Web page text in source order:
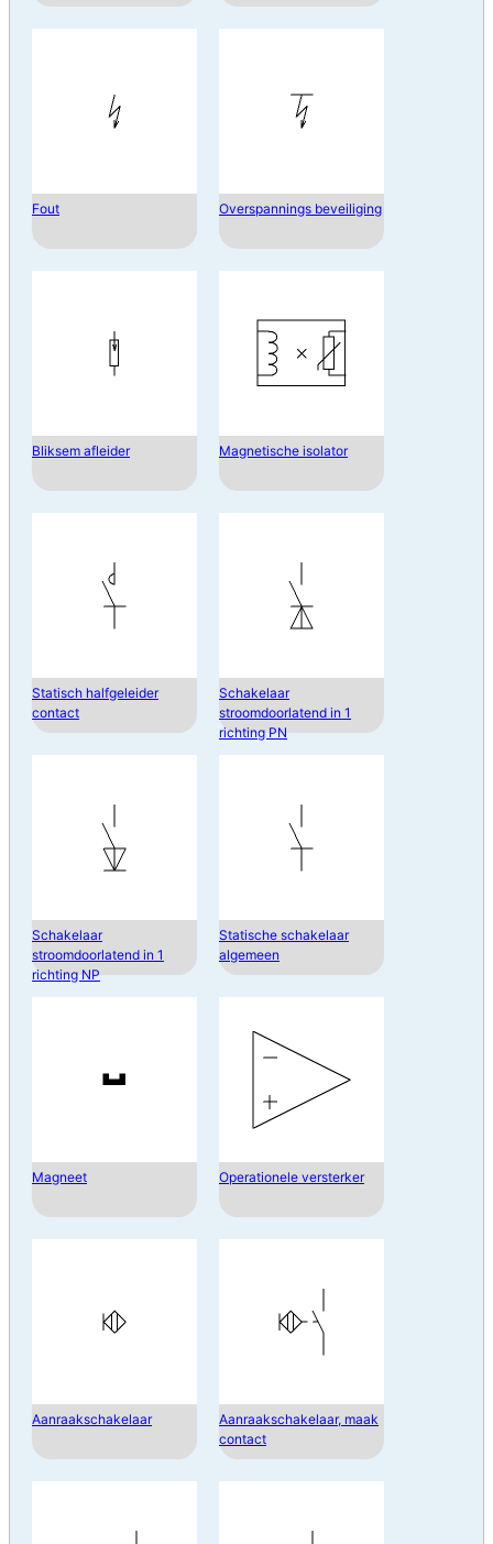
Fout Overspannings beveiliging
Bliksem afleider Magnetische isolator
Statisch halfgeleider
contact
Schakelaar
stroomdoorlatend in 1
richting PN
Schakelaar
stroomdoorlatend in 1
richting NP
Statische schakelaar
algemeen
Magneet Operationele versterker
Aanraakschakelaar
Aanraakschakelaar, maak
contact